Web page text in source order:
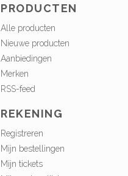
PRODUCTEN
Alle producten
Nieuwe producten
Aanbiedingen
Merken
RSS-feed
REKENING
Registreren
Mijn bestellingen
Mijn tickets